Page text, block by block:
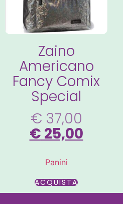
Zaino
Americano
Fancy Comix
Special
€ 37,00
€ 25,00
Panini
ACQUISTA